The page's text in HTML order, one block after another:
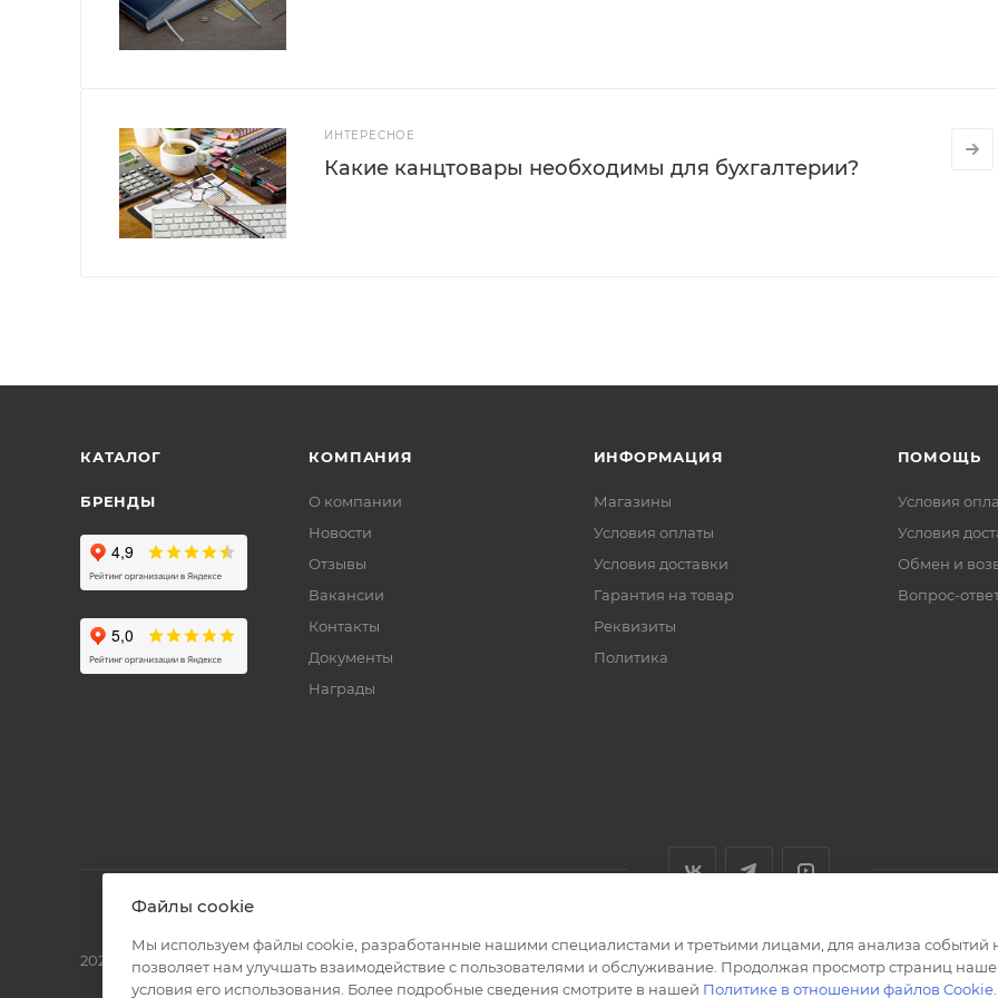
ИНТЕРЕСНОЕ
Какие канцтовары необходимы для бухгалтерии?
КАТАЛОГ
БРЕНДЫ
КОМПАНИЯ
О компании
Новости
Отзывы
Вакансии
Контакты
Документы
Награды
ИНФОРМАЦИЯ
Магазины
Условия оплаты
Условия доставки
Гарантия на товар
Реквизиты
Политика
ПОМОЩЬ
Условия
Условия
Обмен и
Вопрос-
2026 © Полиграф кит - интернет-магазин
Файлы cookie
Мы используем файлы cookie, разработанные нашими специалистами и третьими лицами, для анализа событий
позволяет нам улучшать взаимодействие с пользователями и обслуживание. Продолжая просмотр страниц
условия его использования. Более подробные сведения смотрите в нашей Политике в отношении файлов Cookie